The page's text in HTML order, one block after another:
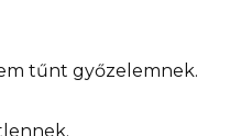
tűnt győzelemnek.